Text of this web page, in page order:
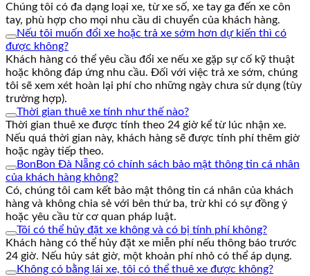
Chúng tôi có đa dạng loại xe, từ xe số, xe tay ga đến xe côn
tay, phù hợp cho mọi nhu cầu di chuyển của khách hàng.
Nếu tôi muốn đổi xe hoặc trả xe sớm hơn dự kiến thì có
được không?
Khách hàng có thể yêu cầu đổi xe nếu xe gặp sự cố kỹ thuật
hoặc không đáp ứng nhu cầu. Đối với việc trả xe sớm, chúng
tôi sẽ xem xét hoàn lại phí cho những ngày chưa sử dụng (tùy
trường hợp).
Thời gian thuê xe tính như thế nào?
Thời gian thuê xe được tính theo 24 giờ kể từ lúc nhận xe.
Nếu quá thời gian này, khách hàng sẽ được tính phí thêm giờ
hoặc ngày tiếp theo.
BonBon Đà Nẵng có chính sách bảo mật thông tin cá nhân
của khách hàng không?
Có, chúng tôi cam kết bảo mật thông tin cá nhân của khách
hàng và không chia sẻ với bên thứ ba, trừ khi có sự đồng ý
hoặc yêu cầu từ cơ quan pháp luật.
Tôi có thể hủy đặt xe không và có bị tính phí không?
Khách hàng có thể hủy đặt xe miễn phí nếu thông báo trước
24 giờ. Nếu hủy sát giờ, một khoản phí nhỏ có thể áp dụng.
Không có bằng lái xe, tôi có thể thuê xe được không?